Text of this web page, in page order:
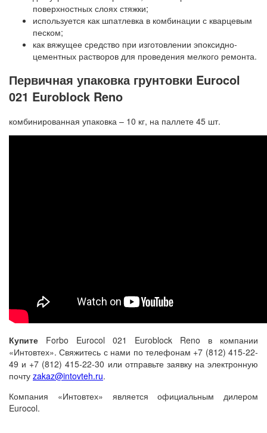
поверхностных слоях стяжки;
используется как шпатлевка в комбинации с кварцевым
песком;
как вяжущее средство при изготовлении эпоксидно-
цементных растворов для проведения мелкого ремонта.
Первичная упаковка грунтовки Eurocol
021 Euroblock Reno
комбинированная упаковка – 10 кг, на паллете 45 шт.
Купите Forbo Eurocol 021 Euroblock Reno в компании
«Интовтех». Свяжитесь с нами по телефонам +7 (812) 415-22-
49 и +7 (812) 415-22-30 или отправьте заявку на электронную
почту zakaz@intovteh.ru.
Компания «Интовтех» является официальным дилером
Eurocol.